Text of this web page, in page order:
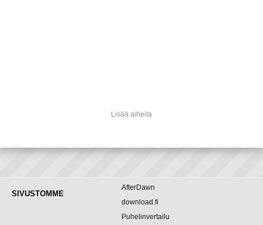
Lisää aiheita
SIVUSTOMME
AfterDawn
download.fi
Puhelinvertailu